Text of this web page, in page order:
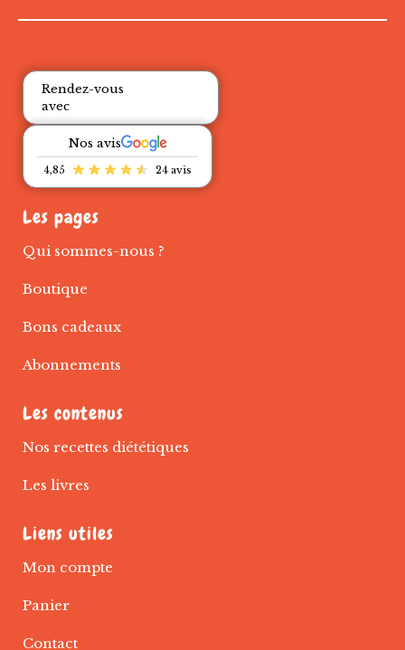
Rendez-vous
avec
Nos avis
4,85 24 avis
Les pages
Qui sommes-nous ?
Boutique
Bons cadeaux
Abonnements
Les contenus
Nos recettes diététiques
Les livres
Liens utiles
Mon compte
Panier
Contact